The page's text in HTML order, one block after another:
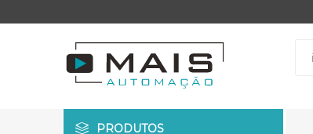
PRODUTOS